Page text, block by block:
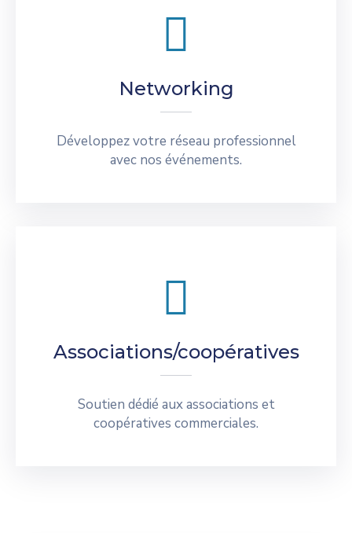
Networking
Développez votre réseau professionnel
avec nos événements.
Associations/coopératives
Soutien dédié aux associations et
coopératives commerciales.